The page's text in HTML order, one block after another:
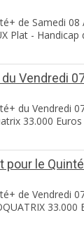
de Samedi 08
Plat -
Vendredi
du Vendredi
33.000
pour le
de Vendredi